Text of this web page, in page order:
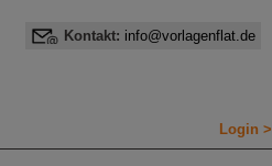
Kontakt: info@vorlagenflat.de
Login >